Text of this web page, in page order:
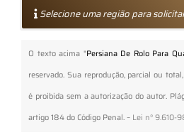
Selecione uma região para
O texto acima "Persiana De Rolo Para
reservado. Sua reprodução, parcial ou
é proibida sem a autorização do autor.
artigo 184 do Código Penal. – Lei n° 9.610-